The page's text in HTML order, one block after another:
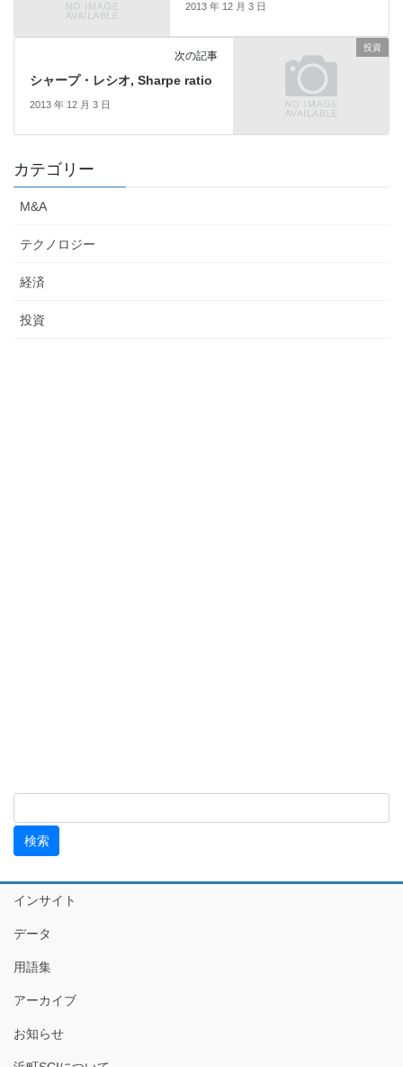
2013 年 12 月 3 日
投資
次の記事
シャープ・レシオ, Sharpe ratio
2013 年 12 月 3 日
カテゴリー
M&A
テクノロジー
経済
投資
インサイト
データ
用語集
アーカイブ
お知らせ